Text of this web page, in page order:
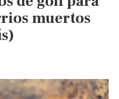
muertos